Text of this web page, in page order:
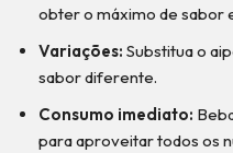
obter o máximo de sabor
Variações: Substitua o
sabor diferente.
Consumo imediato:
para aproveitar todos os